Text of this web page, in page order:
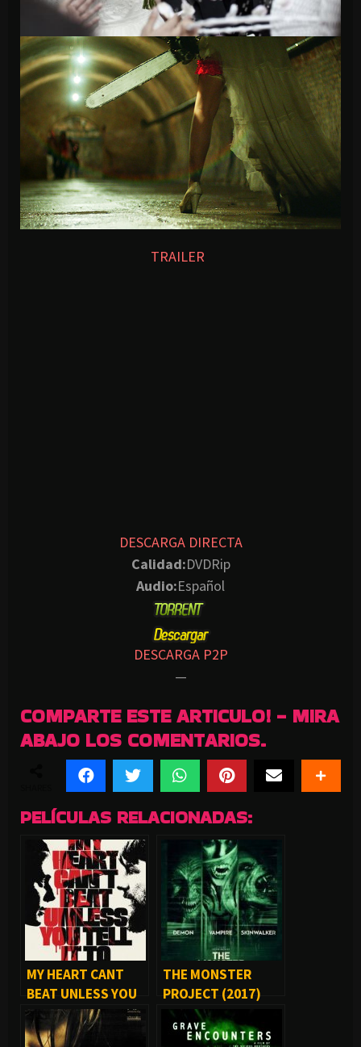
TRAILER
DESCARGA DIRECTA
Calidad:DVDRip
Audio:Español
DESCARGA P2P
—
COMPARTE ESTE ARTICULO! - MIRA
ABAJO LOS COMENTARIOS.
PELÍCULAS RELACIONADAS:
MY HEART CANT
BEAT UNLESS YOU
TELL IT TO (2021)
THE MONSTER
PROJECT (2017)